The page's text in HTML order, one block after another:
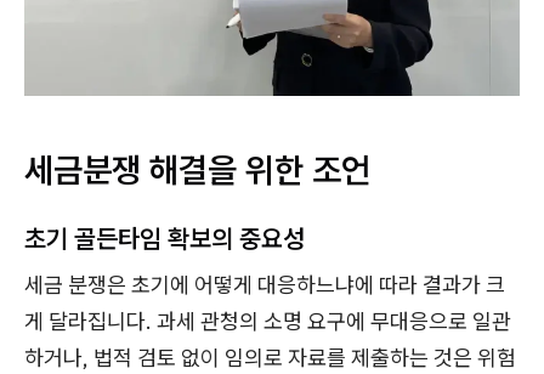
세금분쟁 해결을 위한 조언
초기 골든타임 확보의 중요성
세금 분쟁은 초기에 어떻게 대응하느냐에 따라 결과가 크
게 달라집니다. 과세 관청의 소명 요구에 무대응으로 일관
하거나, 법적 검토 없이 임의로 자료를 제출하는 것은 위험